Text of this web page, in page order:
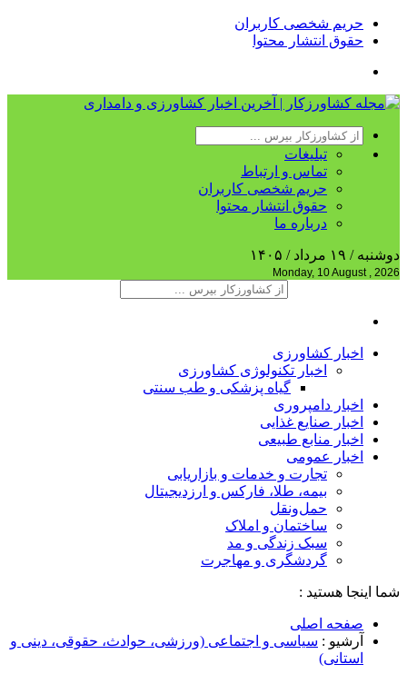
حریم شخصی کاربران
حقوق انتشار محتوا
تبلیغات
تماس و ارتباط
حریم شخصی کاربران
حقوق انتشار محتوا
درباره ما
دوشنبه / ۱۹ مرداد / ۱۴۰۵
Monday, 10 August , 2026
اخبار کشاورزی
اخبار تکنولوژی کشاورزی
گیاه پزشکی و طب سنتی
اخبار دامپروری
اخبار صنایع غذایی
اخبار منابع طبیعی
اخبار عمومی
تجارت و خدمات و بازاریابی
بیمه، طلا، فارکس و ارزدیجیتال
حمل‌و‌نقل
ساختمان و املاک
سبک زندگی و مد
گردشگری و مهاجرت
شما اینجا هستید :
صفحه اصلی
آرشیو : سیاسی و اجتماعی (ورزشی، حوادث، حقوقی، دینی و
استانی)